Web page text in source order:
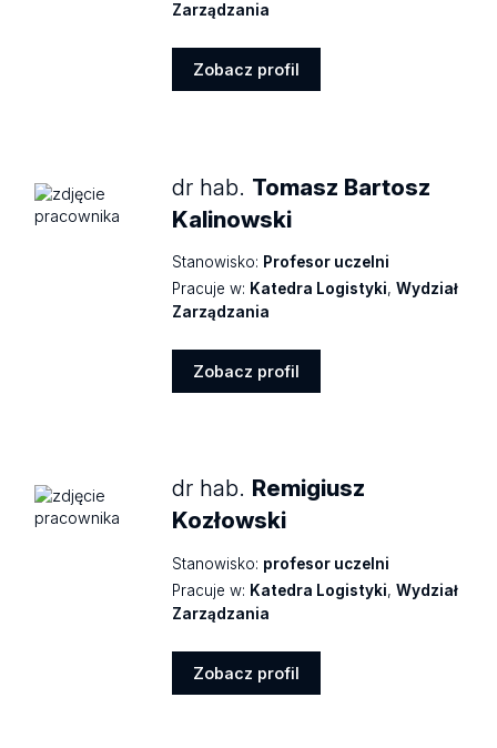
Zarządzania
Zobacz profil
dr hab. Tomasz Bartosz
Kalinowski
Stanowisko: Profesor uczelni
Pracuje w: Katedra Logistyki,Wydział
Zarządzania
Zobacz profil
dr hab. Remigiusz
Kozłowski
Stanowisko: profesor uczelni
Pracuje w: Katedra Logistyki,Wydział
Zarządzania
Zobacz profil